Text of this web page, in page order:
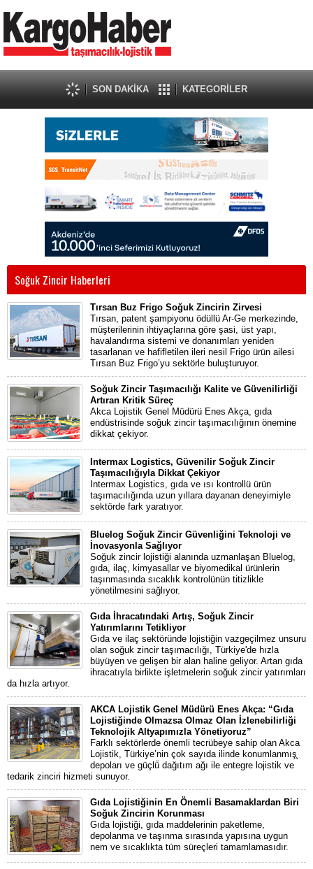
SON DAKİKA KATEGORİLER
Soğuk Zincir Haberleri
Tırsan Buz Frigo Soğuk Zincirin Zirvesi
Tırsan, patent şampiyonu ödüllü Ar-Ge merkezinde,
müşterilerinin ihtiyaçlarına göre şasi, üst yapı,
havalandırma sistemi ve donanımları yeniden
tasarlanan ve hafifletilen ileri nesil Frigo ürün ailesi
Tırsan Buz Frigo’yu sektörle buluşturuyor.
Soğuk Zincir Taşımacılığı Kalite ve Güvenilirliği
Artıran Kritik Süreç
Akca Lojistik Genel Müdürü Enes Akça, gıda
endüstrisinde soğuk zincir taşımacılığının önemine
dikkat çekiyor.
Intermax Logistics, Güvenilir Soğuk Zincir
Taşımacılığıyla Dikkat Çekiyor
Intermax Logistics, gıda ve ısı kontrollü ürün
taşımacılığında uzun yıllara dayanan deneyimiyle
sektörde fark yaratıyor.
Bluelog Soğuk Zincir Güvenliğini Teknoloji ve
İnovasyonla Sağlıyor
Soğuk zincir lojistiği alanında uzmanlaşan Bluelog,
gıda, ilaç, kimyasallar ve biyomedikal ürünlerin
taşınmasında sıcaklık kontrolünün titizlikle
yönetilmesini sağlıyor.
Gıda İhracatındaki Artış, Soğuk Zincir
Yatırımlarını Tetikliyor
Gıda ve ilaç sektöründe lojistiğin vazgeçilmez unsuru
olan soğuk zincir taşımacılığı, Türkiye'de hızla
büyüyen ve gelişen bir alan haline geliyor. Artan gıda
ihracatıyla birlikte işletmelerin soğuk zincir yatırımları
da hızla artıyor.
AKCA Lojistik Genel Müdürü Enes Akça: “Gıda
Lojistiğinde Olmazsa Olmaz Olan İzlenebilirliği
Teknolojik Altyapımızla Yönetiyoruz”
Farklı sektörlerde önemli tecrübeye sahip olan Akca
Lojistik, Türkiye’nin çok sayıda ilinde konumlanmış̧
depoları ve güçlü̈ dağıtım ağı ile entegre lojistik ve
tedarik zinciri hizmeti sunuyor.
Gıda Lojistiğinin En Önemli Basamaklardan Biri
Soğuk Zincirin Korunması
Gıda lojistiği, gıda maddelerinin paketleme,
depolanma ve taşınma sırasında yapısına uygun
nem ve sıcaklıkta tüm süreçleri tamamlamasıdır.